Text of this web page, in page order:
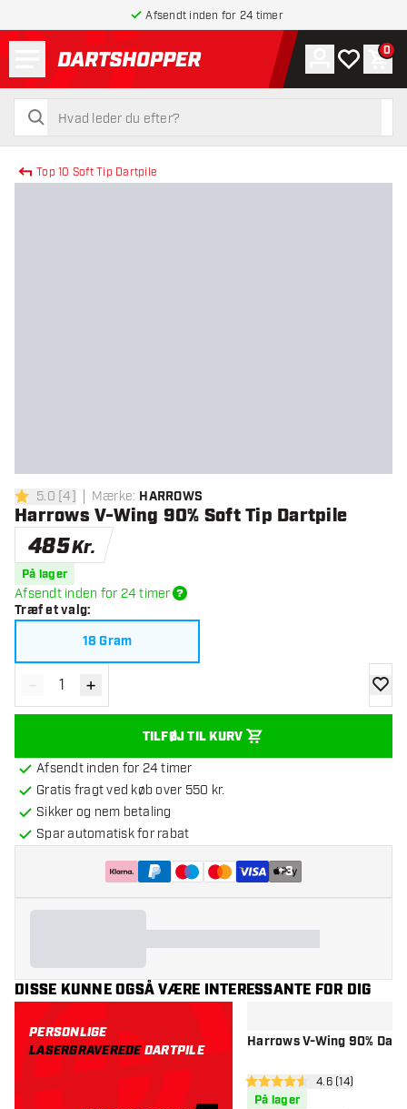
Afsendt inden for 24 timer
tilbage til forsiden
søg
søg
Konto
Min 0
Top 10 Soft Tip Dartpile
5 bedømmelsesstjerner
5.0 [4] Mærke: HARROWS
Harrows V-Wing 90% Soft Tip Dartpile
485Kr.
På lager
Afsendt inden for 24 timer
Træf et valg:
18 Gram
Reducér antal
- Øg antal
+
TILFØJ TIL KURV
Afsendt inden for 24 timer
Gratis fragt ved køb over 550 kr.
Sikker og nem betaling
Spar automatisk for rabat
+3
DISSE KUNNE OGSÅ VÆRE INTERESSANTE FOR DIG
PERSONLIGE
LASERGRAVEREDEDARTPILE
Harrows V-Wing 90%
åbn
4.6 bedømmelsesstjerner
4.6 (14)
På lager